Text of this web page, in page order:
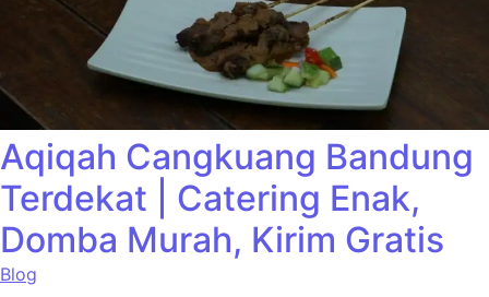
Aqiqah Cangkuang Bandung
Terdekat | Catering Enak,
Domba Murah, Kirim Gratis
Blog